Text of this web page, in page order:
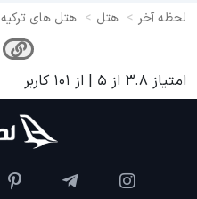
لحظه آخر هتل هتل های ترکیه
امتیاز 3.8 از 5 | از 101 کاربر